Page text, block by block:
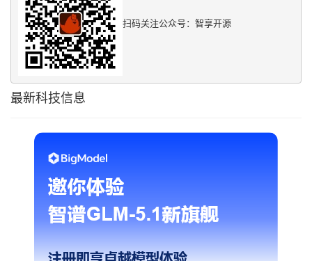
扫码关注公众号：智享开源
最新科技信息